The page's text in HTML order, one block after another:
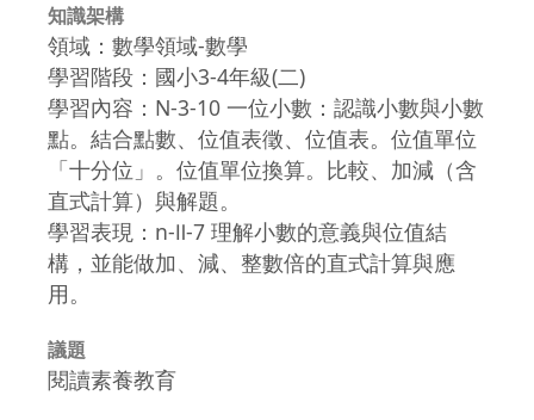
知識架構
領域：數學領域-數學
學習階段：國小3-4年級(二)
學習內容：N-3-10 一位小數：認識小數與小數
點。結合點數、位值表徵、位值表。位值單位
「十分位」。位值單位換算。比較、加減（含
直式計算）與解題。
學習表現：n-Ⅱ-7 理解小數的意義與位值結
構，並能做加、減、整數倍的直式計算與應
用。
議題
閱讀素養教育